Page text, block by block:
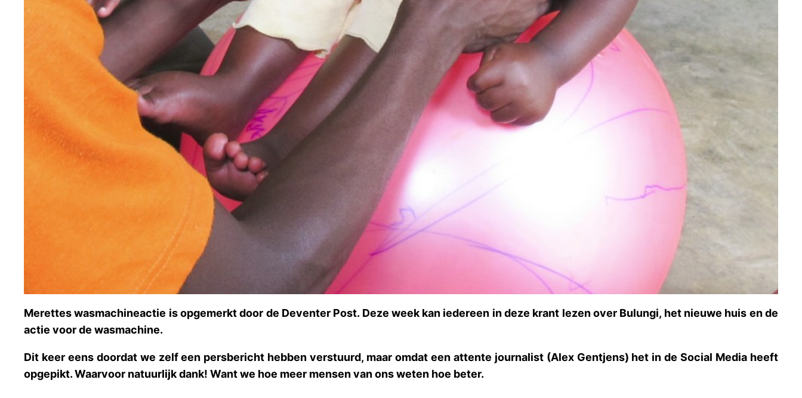
Merettes wasmachineactie is opgemerkt door de Deventer Post. Deze week kan iedereen in deze krant lezen over Bulungi, het nieuwe huis en de
actie voor de wasmachine.
Dit keer eens doordat we zelf een persbericht hebben verstuurd, maar omdat een attente journalist (Alex Gentjens) het in de Social Media heeft
opgepikt. Waarvoor natuurlijk dank! Want we hoe meer mensen van ons weten hoe beter.